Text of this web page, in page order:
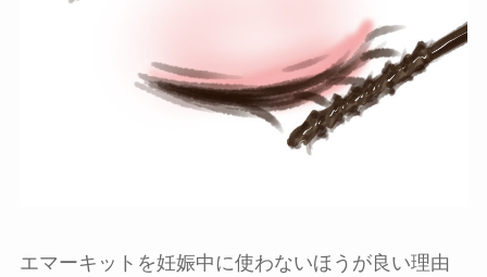
エマーキットを妊娠中に使わないほうが良い理由